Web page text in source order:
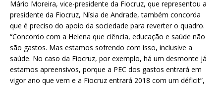
Mário Moreira, vice-presidente da Fiocruz, que representou a
presidente da Fiocruz, Nísia de Andrade, também concorda
que é preciso do apoio da sociedade para reverter o quadro.
“Concordo com a Helena que ciência, educação e saúde não
são gastos. Mas estamos sofrendo com isso, inclusive a
saúde. No caso da Fiocruz, por exemplo, há um desmonte já
estamos apreensivos, porque a PEC dos gastos entrará em
vigor ano que vem e a Fiocruz entrará 2018 com um déficit”,